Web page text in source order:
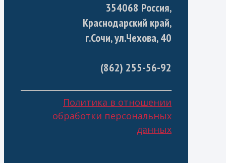
354068 Россия,
Краснодарский край,
г.Сочи, ул.Чехова, 40
(862) 255-56-92
Политика в отношении
обработки персональных
данных